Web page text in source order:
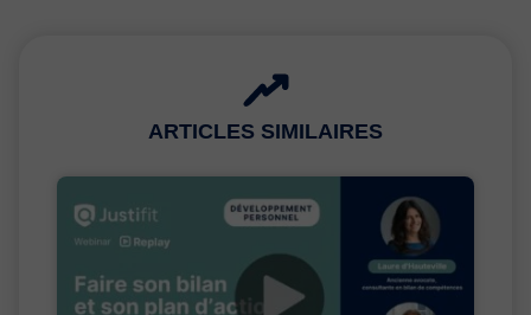
ARTICLES SIMILAIRES